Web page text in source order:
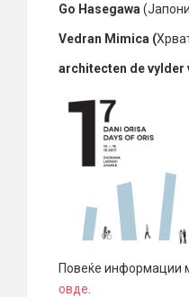
Go Hasegawa
Vedran Mimica (
architecten de vylder
Повеќе информации
овде